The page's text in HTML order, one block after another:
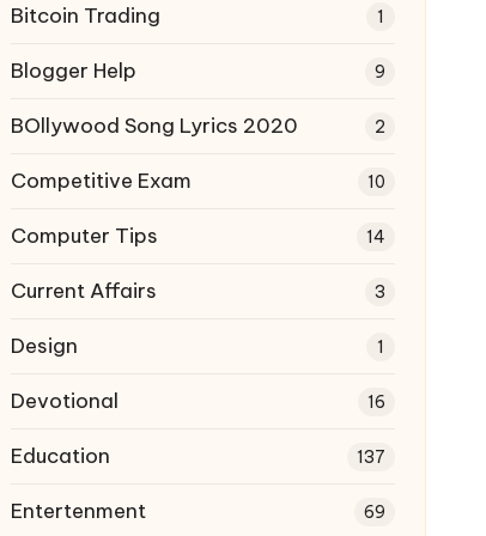
Bitcoin Trading 1
Blogger Help 9
BOllywood Song Lyrics 2020 2
Competitive Exam 10
Computer Tips 14
Current Affairs 3
Design 1
Devotional 16
Education 137
Entertenment 69